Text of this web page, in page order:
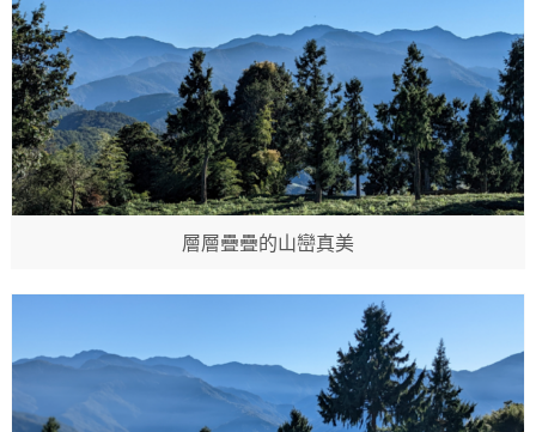
層層疊疊的山巒真美